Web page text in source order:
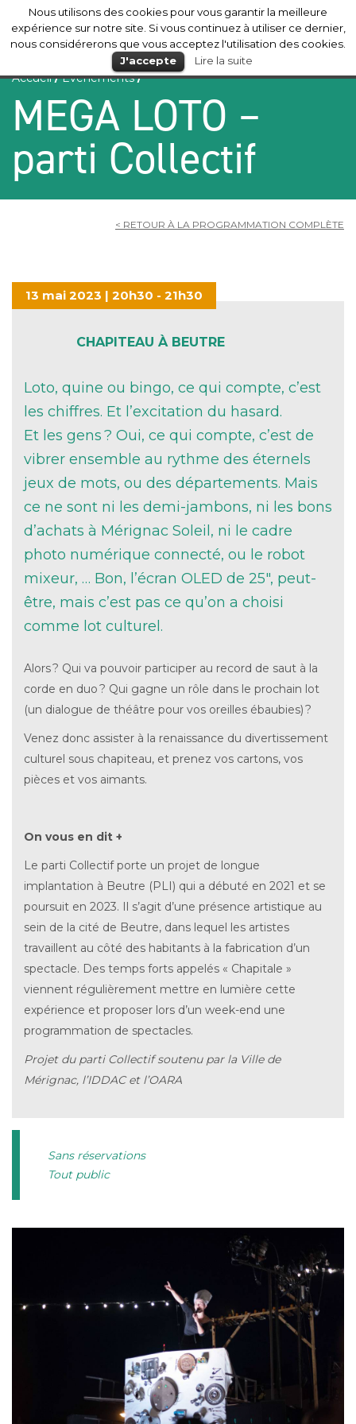
Mérignac
Accueil/Evénements/
MEGA LOTO –
parti Collectif
< RETOUR À LA PROGRAMMATION COMPLÈTE
13 mai 2023 | 20h30 - 21h30
CHAPITEAU À BEUTRE
Loto, quine ou bingo, ce qui compte, c’est
les chiffres. Et l’excitation du hasard.
Et les gens ? Oui, ce qui compte, c’est de
vibrer ensemble au rythme des éternels
jeux de mots, ou des départements. Mais
ce ne sont ni les demi-jambons, ni les bons
d’achats à Mérignac Soleil, ni le cadre
photo numérique connecté, ou le robot
mixeur, … Bon, l’écran OLED de 25″, peut-
être, mais c’est pas ce qu’on a choisi
comme lot culturel.
Alors ? Qui va pouvoir participer au record de saut à la
corde en duo ? Qui gagne un rôle dans le prochain lot
(un dialogue de théâtre pour vos oreilles ébaubies) ?
Venez donc assister à la renaissance du divertissement
culturel sous chapiteau, et prenez vos cartons, vos
pièces et vos aimants.
On vous en dit +
Le parti Collectif porte un projet de longue
implantation à Beutre (PLI) qui a débuté en 2021 et se
poursuit en 2023. Il s’agit d’une présence artistique au
sein de la cité de Beutre, dans lequel les artistes
travaillent au côté des habitants à la fabrication d’un
spectacle. Des temps forts appelés « Chapitale »
viennent régulièrement mettre en lumière cette
expérience et proposer lors d’un week-end une
programmation de spectacles.
Projet du parti Collectif soutenu par la Ville de
Mérignac, l’IDDAC et l’OARA
Sans réservations
Tout public
Nous utilisons des cookies pour vous garantir la meilleure
expérience sur notre site. Si vous continuez à utiliser ce dernier,
nous considérerons que vous acceptez l'utilisation des cookies.
J'accepte
Lire la suite